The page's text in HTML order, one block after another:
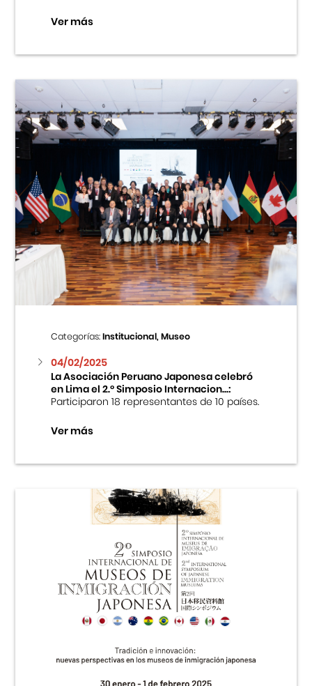
Ver más
Categorías:Institucional, Museo
04/02/2025
La Asociación Peruano Japonesa celebró
en Lima el 2.º Simposio Internacion...:
Participaron 18 representantes de 10 países.
Ver más